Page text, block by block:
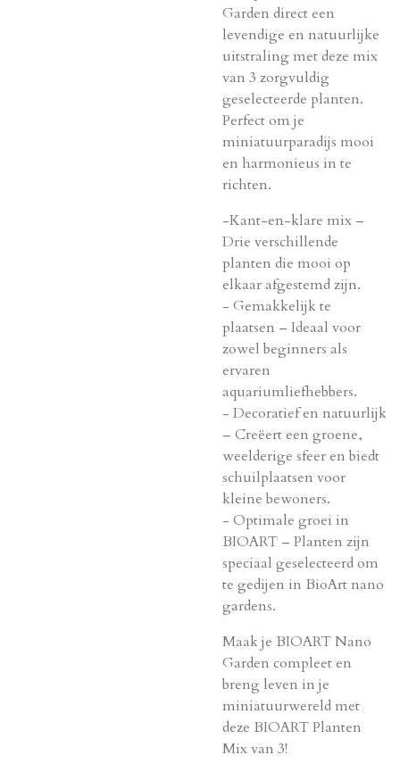
Garden direct een
levendige en natuurlijke
uitstraling met deze mix
van 3 zorgvuldig
geselecteerde planten.
Perfect om je
miniatuurparadijs mooi
en harmonieus in te
richten.
-Kant-en-klare mix –
Drie verschillende
planten die mooi op
elkaar afgestemd zijn.
- Gemakkelijk te
plaatsen – Ideaal voor
zowel beginners als
ervaren
aquariumliefhebbers.
- Decoratief en natuurlijk
– Creëert een groene,
weelderige sfeer en biedt
schuilplaatsen voor
kleine bewoners.
- Optimale groei in
BIOART – Planten zijn
speciaal geselecteerd om
te gedijen in BioArt nano
gardens.
Maak je BIOART Nano
Garden compleet en
breng leven in je
miniatuurwereld met
deze BIOART Planten
Mix van 3!